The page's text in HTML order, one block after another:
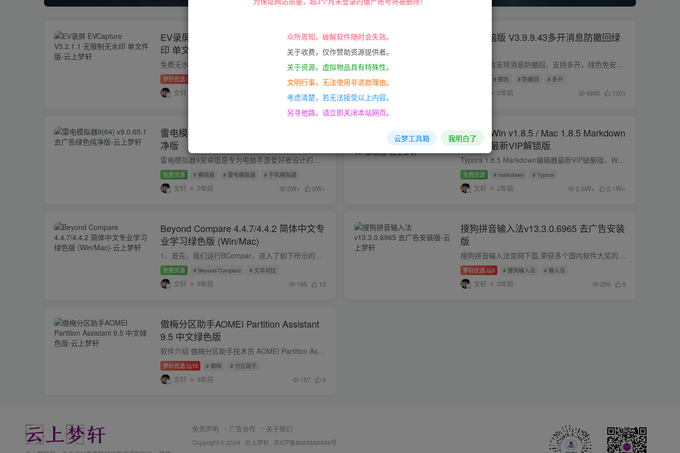
EV录屏 EVCapture V5.2.1.1 无限制无水
印 单文件版
免费无水印，集视频录制与直播功能于一身的桌面录屏软件 EV录屏是一款功能强大且操作便捷的视频录制直播软件，该软件拥有全屏录制、选区录制、摄像头录制以及录制麦克风声音、系统声音、麦和系...
梦轩优选
文轩 2136 2077
微信电脑版 V3.9.9.43多开消息防撤回绿
电脑版微信支持消息防撤回，支持多开，绿色免安装版
# 微信 # 防撤回 # 多开
2年前 4890 1301
雷电模拟器9(64) v9.0.65.1 去广告绿色纯
净版
雷电模拟器9安卓版是专为电脑手游爱好者设计的模拟器，全新升级至雷电模拟器9.0(64)版本，搭载Android 9内核。这一最新版的雷电安卓模拟器支持虚拟定位、OpenGL3.1模式的3D渲染，确保游戏运行稳...
免费资源 # 模拟器 # 雷电模拟器 # 手机模拟器
文轩 2年前 2W+ 2W+
Typora Win v1.8.5 / Mac 1.8.5 Markdown
编辑器 最新VIP解锁版
Typora 1.8.5 Markdown编辑器最新VIP破解版，Windows与mac两个平台均可用
免费资源 # markdown # Typroa
文轩 2年前 2.6W+ 2.1W+
Beyond Compare 4.4.7/4.4.2 简体中文专
业学习绿色版 (Win/Mac)
1、首先，我们运行BCompar，进入了如下所示的软件主界面。然后我们点击功能栏上的【文本比较】按钮，并进入相应的窗口界面。 2、用户点击左侧窗口“在这里输入文件夹”一栏的右侧的【文件夹】图...
免费资源 # Beyond Compare # 文本对比
文轩 3年前 199 13
搜狗拼音输入法v13.3.0.6965 去广告安装
版
搜狗拼音输入法官网下载,荣获多个国内软件大奖的搜狗拼音输入法是一款打字超准、词库超大、速度飞快、外观漂亮、用了让您爱不释手的输入法,是您装机必备的好选择。 网络新词： 搜狐公司将网络新...
梦轩优选 5 # 搜狗输入法 # 输入法
文轩 3年前 259 8
傲梅分区助手AOMEI Partition Assistant
9.5 中文绿色版
软件介绍 傲梅分区助手技术员 AOMEI Partition Assistant Technician Edition 是一款非常好用的硬盘分区工具。傲梅分区助手为用户提供非常完善的硬盘分区服务，可以帮助用户做好电脑硬盘管理...
梦轩优选 15 # 傲梅 # 分区助手
文轩 3年前 157 9
免责声明 广告合作 关于我们
Copyright © 2024 · 云上梦轩 · 京ICP备8888888888号
众所周知，破解软件随时会失效。
关于收费，仅作赞助资源提供者。
关于资源，虚拟物品具有特殊性。
文明行事，无法使用非退款理由。
考虑清楚，若无法接受以上内容。
另寻他路，请立即关闭本站网页。
云梦工具箱 我明白了